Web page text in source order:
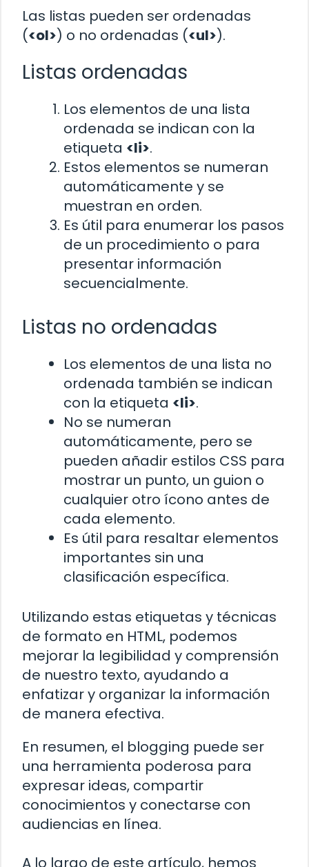
Las listas pueden ser ordenadas
(<ol>) o no ordenadas (<ul>).
Listas ordenadas
Los elementos de una lista
ordenada se indican con la
etiqueta <li>.
Estos elementos se numeran
automáticamente y se
muestran en orden.
Es útil para enumerar los pasos
de un procedimiento o para
presentar información
secuencialmente.
Listas no ordenadas
Los elementos de una lista no
ordenada también se indican
con la etiqueta <li>.
No se numeran
automáticamente, pero se
pueden añadir estilos CSS para
mostrar un punto, un guion o
cualquier otro ícono antes de
cada elemento.
Es útil para resaltar elementos
importantes sin una
clasificación específica.
Utilizando estas etiquetas y técnicas
de formato en HTML, podemos
mejorar la legibilidad y comprensión
de nuestro texto, ayudando a
enfatizar y organizar la información
de manera efectiva.
En resumen, el blogging puede ser
una herramienta poderosa para
expresar ideas, compartir
conocimientos y conectarse con
audiencias en línea.
A lo largo de este artículo, hemos